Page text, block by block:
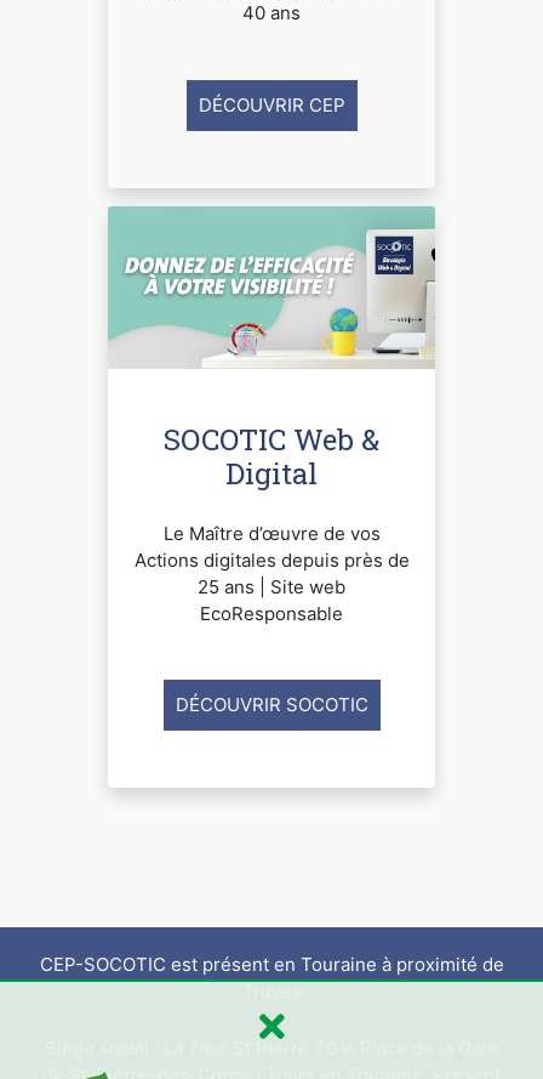
40 ans
DÉCOUVRIR CEP
SOCOTIC Web &
Digital
Le Maître d’œuvre de vos
Actions digitales depuis près de
25 ans | Site web
EcoResponsable
DÉCOUVRIR SOCOTIC
CEP-SOCOTIC est présent en Touraine à proximité de